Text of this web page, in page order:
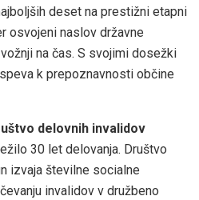
deset na prestižni etapni
osvojeni naslov državne
na čas. S svojimi dosežki
k prepoznavnosti občine
delovnih invalidov
30 let delovanja. Društvo
izvaja številne socialne
invalidov v družbeno